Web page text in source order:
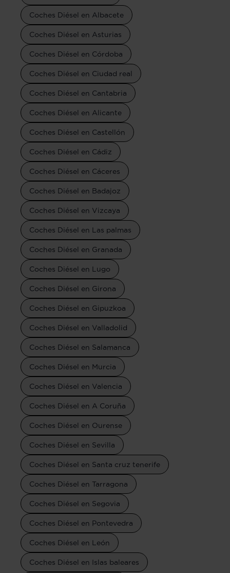
Coches Diésel en Albacete
Coches Diésel en Asturias
Coches Diésel en Córdoba
Coches Diésel en Ciudad real
Coches Diésel en Cantabria
Coches Diésel en Alicante
Coches Diésel en Castellón
Coches Diésel en Cádiz
Coches Diésel en Cáceres
Coches Diésel en Badajoz
Coches Diésel en Vizcaya
Coches Diésel en Las palmas
Coches Diésel en Granada
Coches Diésel en Lugo
Coches Diésel en Girona
Coches Diésel en Gipuzkoa
Coches Diésel en Valladolid
Coches Diésel en Salamanca
Coches Diésel en Murcia
Coches Diésel en Valencia
Coches Diésel en A Coruña
Coches Diésel en Ourense
Coches Diésel en Sevilla
Coches Diésel en Santa cruz tenerife
Coches Diésel en Tarragona
Coches Diésel en Segovia
Coches Diésel en Pontevedra
Coches Diésel en León
Coches Diésel en Islas baleares